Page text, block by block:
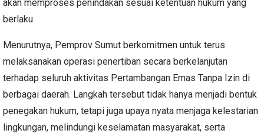
akan memproses penindakan sesuai ketentuan hukum yang
berlaku.
Menurutnya, Pemprov Sumut berkomitmen untuk terus
melaksanakan operasi penertiban secara berkelanjutan
terhadap seluruh aktivitas Pertambangan Emas Tanpa Izin di
berbagai daerah. Langkah tersebut tidak hanya menjadi bentuk
penegakan hukum, tetapi juga upaya nyata menjaga kelestarian
lingkungan, melindungi keselamatan masyarakat, serta